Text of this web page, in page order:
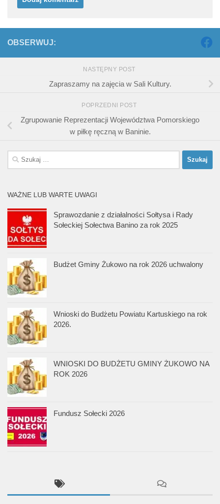
OBSERWUJ:
NASTĘPNY POST
Zapraszamy na zajęcia w Sali Kultury.
POPRZEDNI POST
Zgrupowanie Reprezentacji Województwa Pomorskiego
w piłkę ręczną w Baninie.
Szukaj:
WAŻNE LUB WARTE UWAGI
Sprawozdanie z działalności Sołtysa i Rady
Sołeckiej Sołectwa Banino za rok 2025
Budżet Gminy Żukowo na rok 2026 uchwalony
Wnioski do Budżetu Powiatu Kartuskiego na rok
2026.
WNIOSKI DO BUDŻETU GMINY ŻUKOWO NA
ROK 2026
Fundusz Sołecki 2026